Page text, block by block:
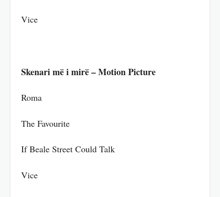
Vice
Skenari më i mirë – Motion Picture
Roma
The Favourite
If Beale Street Could Talk
Vice